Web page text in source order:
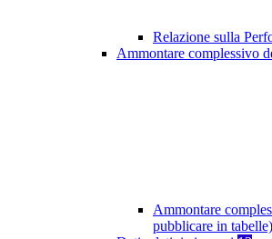
Relazione sulla
Ammontare complessivo
Ammontare
pubblicare in tabelle)